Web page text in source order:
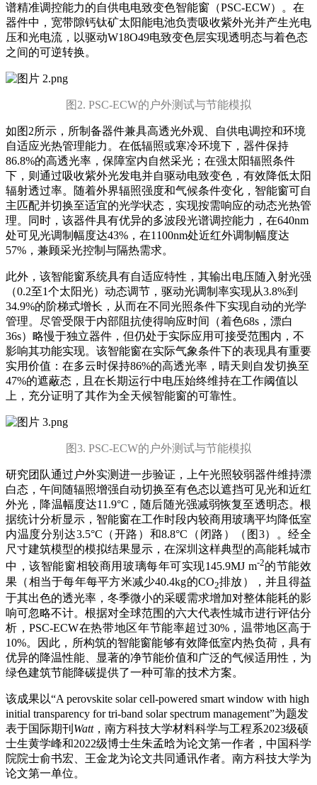
谱精准调控能力的自供电电致变色智能窗（PSC-ECW）。在
器件中，宽带隙钙钛矿太阳能电池负责吸收紫外光并产生光电
压和光电流，以驱动W18O49电致变色层实现透明态与着色态
之间的可逆转换。
图2. PSC-ECW的户外测试与节能模拟
如图2所示，所制备器件兼具高透光外观、自供电调控和环境
自适应光热管理能力。在低辐照或寒冷环境下，器件保持
86.8%的高透光率，保障室内自然采光；在强太阳辐照条件
下，则通过吸收紫外光发电并自驱动电致变色，有效降低太阳
辐射透过率。随着外界辐照强度和气候条件变化，智能窗可自
主匹配并切换至适宜的光学状态，实现按需响应的动态光热管
理。同时，该器件具有优异的多波段光谱调控能力，在640nm
处可见光调制幅度达43%，在1100nm处近红外调制幅度达
57%，兼顾采光控制与隔热需求。
此外，该智能窗系统具有自适应特性，其输出电压随入射光强
（0.2至1个太阳光）动态调节，驱动光调制率实现从3.8%到
34.9%的阶梯式增长，从而在不同光照条件下实现自动的光学
管理。尽管受限于内部阻抗使得响应时间（着色68s，漂白
36s）略慢于独立器件，但仍处于实际应用可接受范围内，不
影响其功能实现。该智能窗在实际气象条件下的表现具有重要
实用价值：在多云时保持86%的高透光率，晴天则自发切换至
47%的遮蔽态，且在长期运行中电压始终维持在工作阈值以
上，充分证明了其作为全天候智能窗的可靠性。
图3. PSC-ECW的户外测试与节能模拟
研究团队通过户外实测进一步验证，上午光照较弱器件维持漂
白态，午间随辐照增强自动切换至有色态以遮挡可见光和近红
外光，降温幅度达11.9°C，随后随光强减弱恢复至透明态。根
据统计分析显示，智能窗在工作时段内较商用玻璃平均降低室
内温度分别达3.5°C（开路）和8.8°C（闭路）（图3）。经全
尺寸建筑模型的模拟结果显示，在深圳这样典型的高能耗城市
中，该智能窗相较商用玻璃每年可实现145.9MJ m-2的节能效
果（相当于每年每平方米减少40.4kg的CO2排放），并且得益
于其出色的透光率，冬季微小的采暖需求增加对整体能耗的影
响可忽略不计。根据对全球范围的六大代表性城市进行评估分
析，PSC-ECW在热带地区年节能率超过30%，温带地区高于
10%。因此，所构筑的智能窗能够有效降低室内热负荷，具有
优异的降温性能、显著的净节能价值和广泛的气候适用性，为
绿色建筑节能降碳提供了一种可靠的技术方案。
该成果以“A perovskite solar cell-powered smart window with high
initial transparency for tri-band solar spectrum management”为题发
表于国际期刊 Watt，南方科技大学材料科学与工程系2023级硕
士生黄学峰和2022级博士生朱孟晗为论文第一作者，中国科学
院院士俞书宏、王金龙为论文共同通讯作者。南方科技大学为
论文第一单位。